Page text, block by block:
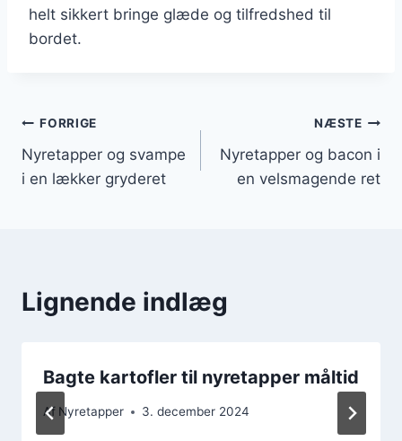
helt sikkert bringe glæde og tilfredshed til
bordet.
Indlægsnavigation
FORRIGE
Nyretapper og svampe
i en lækker gryderet
NÆSTE
Nyretapper og bacon i
en velsmagende ret
Lignende indlæg
Bagte kartofler til nyretapper måltid
Af Nyretapper 3. december 2024